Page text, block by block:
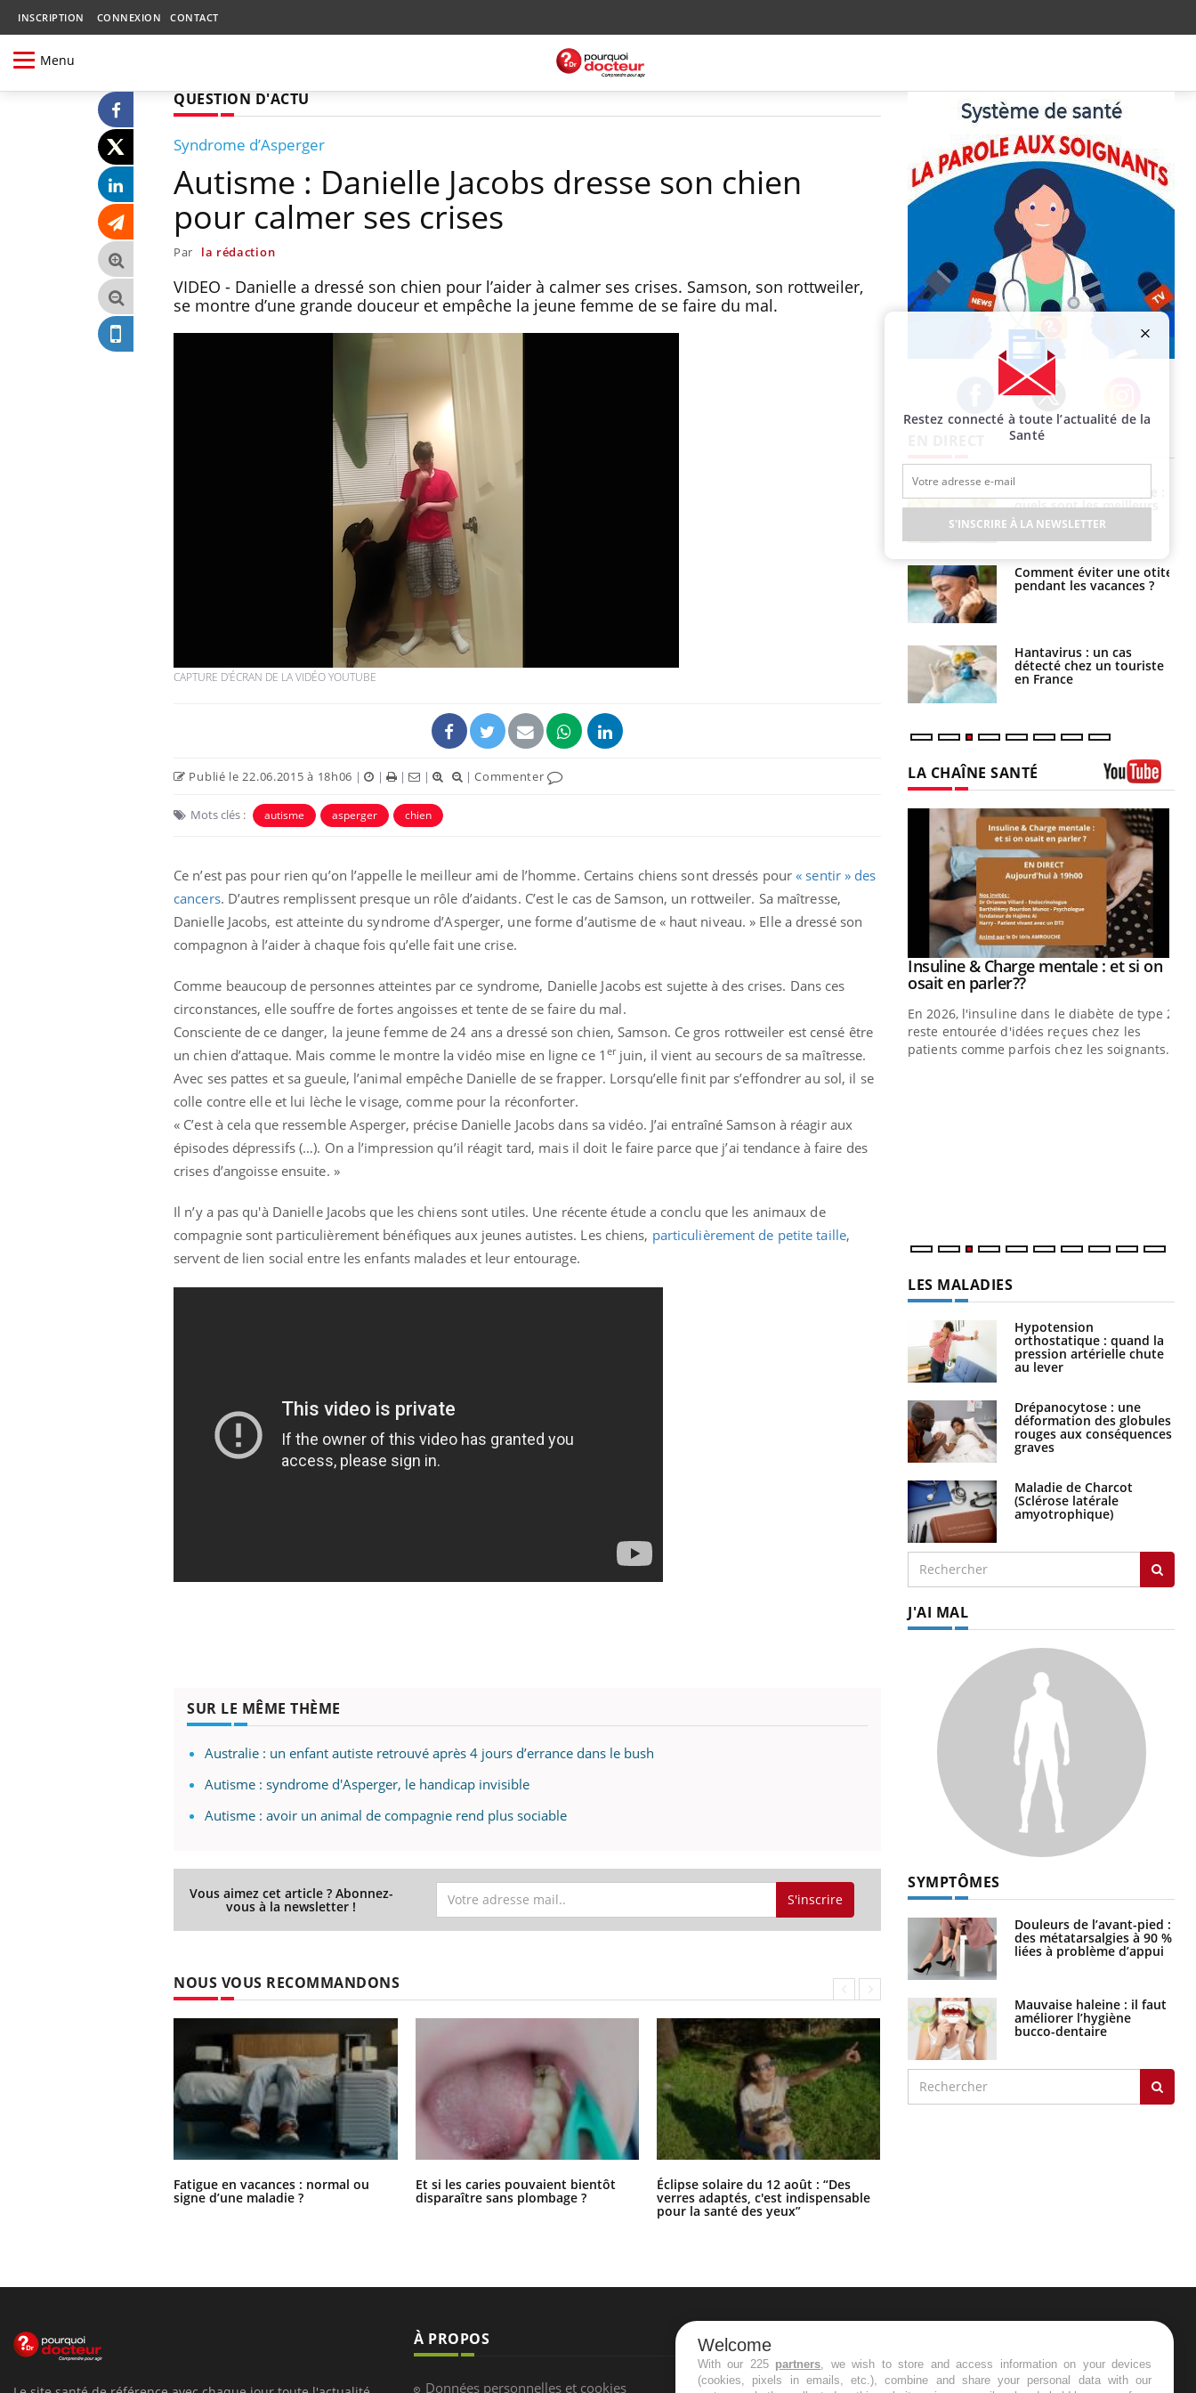
INSCRIPTION CONNEXION CONTACT
Menu
QUESTION D'ACTU
Syndrome d’Asperger
Autisme : Danielle Jacobs dresse son chien
pour calmer ses crises
Par la rédaction
VIDEO - Danielle a dressé son chien pour l’aider à calmer ses crises. Samson, son rottweiler,
se montre d’une grande douceur et empêche la jeune femme de se faire du mal.
CAPTURE D'ÉCRAN DE LA VIDÉO YOUTUBE
Publié le 22.06.2015 à 18h06 | | | | |Commenter
Mots clés : autisme asperger chien
Ce n’est pas pour rien qu’on l’appelle le meilleur ami de l’homme. Certains chiens sont dressés pour« sentir » des
cancers. D’autres remplissent presque un rôle d’aidants. C’est le cas de Samson, un rottweiler. Sa maîtresse,
Danielle Jacobs, est atteinte du syndrome d’Asperger, une forme d’autisme de « haut niveau. » Elle a dressé son
compagnon à l’aider à chaque fois qu’elle fait une crise.
Comme beaucoup de personnes atteintes par ce syndrome, Danielle Jacobs est sujette à des crises. Dans ces
circonstances, elle souffre de fortes angoisses et tente de se faire du mal.
Consciente de ce danger, la jeune femme de 24 ans a dressé son chien, Samson. Ce gros rottweiler est censé être
un chien d’attaque. Mais comme le montre la vidéo mise en ligne ce 1 erjuin, il vient au secours de sa maîtresse.
Avec ses pattes et sa gueule, l’animal empêche Danielle de se frapper. Lorsqu’elle finit par s’effondrer au sol, il se
colle contre elle et lui lèche le visage, comme pour la réconforter.
« C’est à cela que ressemble Asperger, précise Danielle Jacobs dans sa vidéo. J’ai entraîné Samson à réagir aux
épisodes dépressifs (…). On a l’impression qu’il réagit tard, mais il doit le faire parce que j’ai tendance à faire des
crises d’angoisse ensuite. »
Il n’y a pas qu'à Danielle Jacobs que les chiens sont utiles. Une récente étude a conclu que les animaux de
compagnie sont particulièrement bénéfiques aux jeunes autistes. Les chiens, particulièrement de petite taille,
servent de lien social entre les enfants malades et leur entourage.
SUR LE MÊME THÈME
Australie : un enfant autiste retrouvé après 4 jours d’errance dans le bush
Autisme : syndrome d'Asperger, le handicap invisible
Autisme : avoir un animal de compagnie rend plus sociable
Vous aimez cet article ? Abonnez-
vous à la newsletter ! S'inscrire
NOUS VOUS RECOMMANDONS
Fatigue en vacances : normal ou
signe d’une maladie ?
Et si les caries pouvaient bientôt
disparaître sans plombage ?
Éclipse solaire du 12 août : “Des
verres adaptés, c'est indispensable
pour la santé des yeux”
Facebook Twitter Instagram
Fatigue en vacances :
: “Des verres adaptés,
quels sont les meilleurs
exercices physiques ?
Comment éviter une otite
pendant les vacances ?
Hantavirus : un cas
détecté chez un touriste
en France
LA CHAÎNE SANTÉ
expliquer ma maladieYoutube
Il y a des sujets qui sont faciles à aborder...
d'autres non ! D'un côté, poser des
questions sur la maladie d'un proche c'est
prévenirYoutube
Fatigue, irritabilité, brouillard mental ou
même alopécie… Les symptômes de la
Youtube
Insuline & Charge mentale : et si on
osait en parler??Youtube
En 2026, l'insuline dans le diabète de type 2
reste entourée d'idées reçues chez les
patients comme parfois chez les soignants.
LES MALADIES
Hypotension
orthostatique : quand la
pression artérielle chute
au lever
Drépanocytose : une
déformation des globules
rouges aux conséquences
graves
Maladie de Charcot
(Sclérose latérale
amyotrophique)
J'AI MAL
SYMPTÔMES
Douleurs de l’avant-pied :
des métatarsalgies à 90 %
liées à problème d’appui
Mauvaise haleine : il faut
améliorer l’hygiène
bucco-dentaire
Restez connecté à toute l’actualité de la
Santé
S'INSCRIRE À LA NEWSLETTER
À PROPOS
Données personnelles et cookies
NEWSLETTER
Recevez toutes les semaines les meilleures
Welcome
With our 225 partners, we wish to store and access information on your devices
(cookies, pixels in emails, etc.), combine and share your personal data with our